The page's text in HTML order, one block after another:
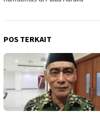
POS TERKAIT